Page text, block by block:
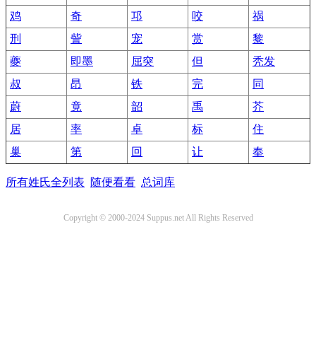
鸡
奇 邛 咬
祸
刑
訾 宠 赏
黎
夔
即墨 屈突 但
秃发
叔
昂 铁 完
同
蔚
竟 韶 禹
芥
居
率 卓 标
住
巢
第 回 让 奉
所有姓氏全列表 随便看看 总词库
Copyright © 2000-2024 Suppus.net All Rights Reserved